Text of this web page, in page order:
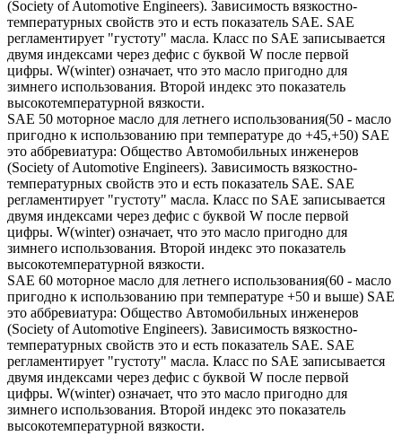
(Society of Automotive Engineers). Зависимость вязкостно-
температурных свойств это и есть показатель SAE. SAE
регламентирует "густоту" масла. Класс по SAE записывается
двумя индексами через дефис с буквой W после первой
цифры. W(winter) означает, что это масло пригодно для
зимнего использования. Второй индекс это показатель
высокотемпературной вязкости.
SAE 50 моторное масло для летнего использования(50 - масло
пригодно к использованию при температуре до +45,+50) SAE
это аббревиатура: Общество Автомобильных инженеров
(Society of Automotive Engineers). Зависимость вязкостно-
температурных свойств это и есть показатель SAE. SAE
регламентирует "густоту" масла. Класс по SAE записывается
двумя индексами через дефис с буквой W после первой
цифры. W(winter) означает, что это масло пригодно для
зимнего использования. Второй индекс это показатель
высокотемпературной вязкости.
SAE 60 моторное масло для летнего использования(60 - масло
пригодно к использованию при температуре +50 и выше) SAE
это аббревиатура: Общество Автомобильных инженеров
(Society of Automotive Engineers). Зависимость вязкостно-
температурных свойств это и есть показатель SAE. SAE
регламентирует "густоту" масла. Класс по SAE записывается
двумя индексами через дефис с буквой W после первой
цифры. W(winter) означает, что это масло пригодно для
зимнего использования. Второй индекс это показатель
высокотемпературной вязкости.